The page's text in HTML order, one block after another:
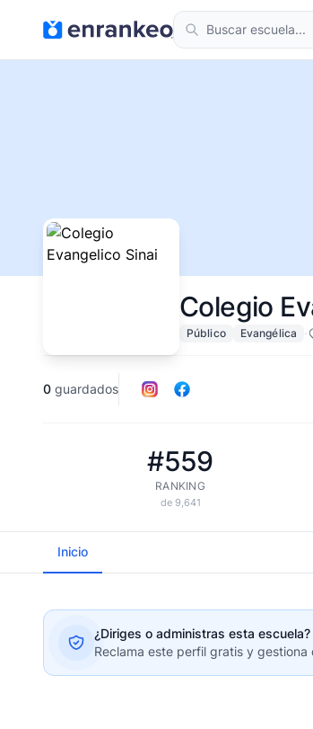
Colegio
Público Evangélica ·
0 guardados
#559
RANKING
de 9,641
Inicio
¿Diriges o administras esta escuela?
Reclama este perfil gratis y gestiona